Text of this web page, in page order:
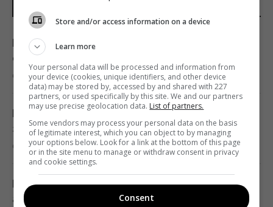
Никитюк с годовалым сыном укатила на
отдых в горы и нарвалась на хейт
19:57 четверг, 06 августа 2026
Песня, которая вдохновляет: что говорит
дата рождения
19:54 четверг, 06 августа 2026
В Польше заговорили о возможности
перехвата российских ракет над
Украиной, - PAP
Названы месяцы рождения самых
ответственных людей - кто они
6 августа 2026, 20:47
Мята сохранит аромат и свежесть: как
заготовить листья на зиму без сушки
6 августа 2026, 20:24
В Украине появится новый праздник 8
августа: Зеленский подписал указ
Store and/or access information on a device
Learn more
Your personal data will be processed and information from
your device (cookies, unique identifiers, and other device
data) may be stored by, accessed by and shared with 227
partners, or used specifically by this site. We and our partners
may use precise geolocation data. List of partners.
Some vendors may process your personal data on the basis
of legitimate interest, which you can object to by managing
your options below. Look for a link at the bottom of this page
or in the site menu to manage or withdraw consent in privacy
and cookie settings.
Consent